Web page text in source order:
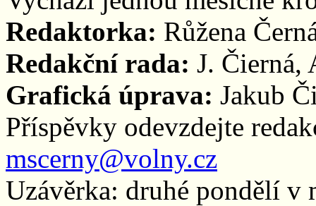
Redaktorka: Růžena
Redakční rada: J. Čierná,
Grafická úprava: Jakub
Příspěvky odevzdejte
mscerny@volny.cz
Uzávěrka: druhé pondělí v